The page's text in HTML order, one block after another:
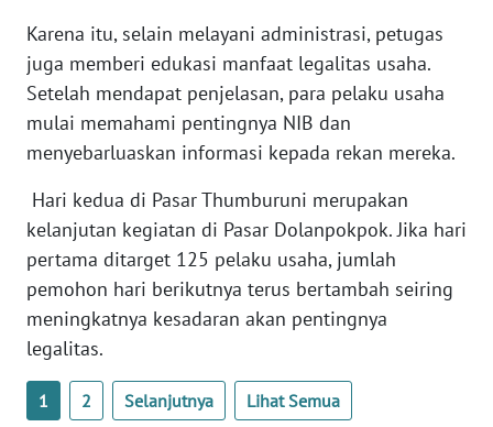
Karena itu, selain melayani administrasi, petugas
juga memberi edukasi manfaat legalitas usaha.
Setelah mendapat penjelasan, para pelaku usaha
mulai memahami pentingnya NIB dan
menyebarluaskan informasi kepada rekan mereka.
Hari kedua di Pasar Thumburuni merupakan
kelanjutan kegiatan di Pasar Dolanpokpok. Jika hari
pertama ditarget 125 pelaku usaha, jumlah
pemohon hari berikutnya terus bertambah seiring
meningkatnya kesadaran akan pentingnya
legalitas.
1 2 Selanjutnya Lihat Semua
WN
SUMBAR
WN
SUMSEL
WN
BENGKULU
WN
LAMPUNG
WN
JATENG